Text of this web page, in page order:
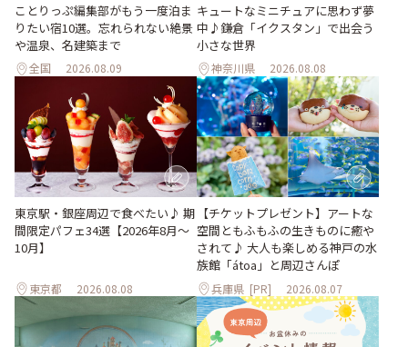
ことりっぷ編集部がもう一度泊ま
りたい宿10選。忘れられない絶景
や温泉、名建築まで
全国 2026.08.09
キュートなミニチュアに思わず夢
中♪鎌倉「イクスタン」で出会う
小さな世界
神奈川県 2026.08.08
東京駅・銀座周辺で食べたい♪ 期
間限定パフェ34選【2026年8月～
10月】
東京都 2026.08.08
【チケットプレゼント】アートな
空間ともふもふの生きものに癒や
されて♪ 大人も楽しめる神戸の水
族館「átoa」と周辺さんぽ
兵庫県 [PR] 2026.08.07